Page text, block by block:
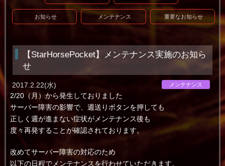
お知らせ メンテナンス 重要なお知らせ
【StarHorsePocket】メンテナンス実施のお知ら
せ
メンテナンス
2017.2.22(水)
2/20（月）から発生しておりました
サーバー障害の影響で、週送りボタンを押しても
正しく週が進まない症状がメンテナンス後も
度々再発することが確認されております。
改めてサーバー障害の対応のため
以下の日程でメンテナンスを行わせていただきます。